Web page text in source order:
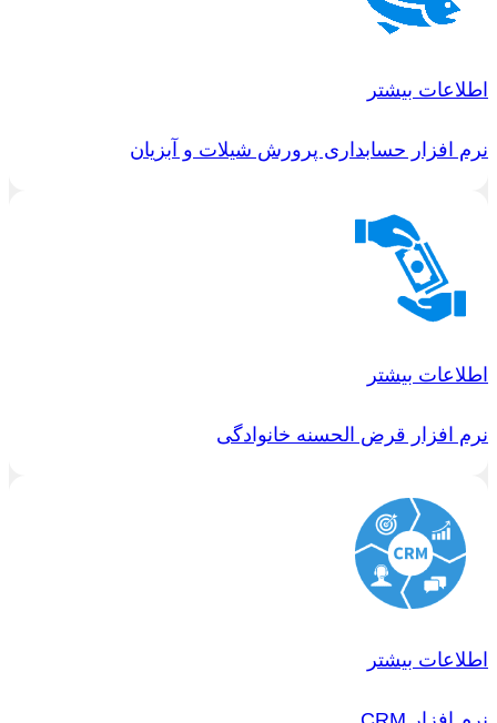
اطلاعات بیشتر
نرم افزار حسابداری پرورش شیلات و آبزیان
اطلاعات بیشتر
نرم افزار قرض الحسنه خانوادگی
اطلاعات بیشتر